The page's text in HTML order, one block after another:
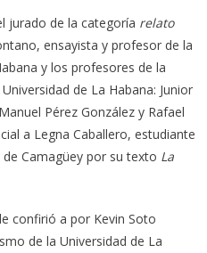
jurado de la categoría relato
ensayista y profesor de la
y los profesores de la
de La Habana: Junior
Pérez González y Rafael
a Legna Caballero, estudiante
Camagüey por su texto La
confirió a por Kevin Soto
de la Universidad de La